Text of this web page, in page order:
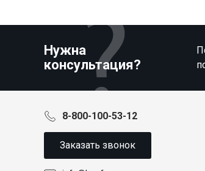
Нужна
консультация?
8-800-100-53-12
Заказать звонок